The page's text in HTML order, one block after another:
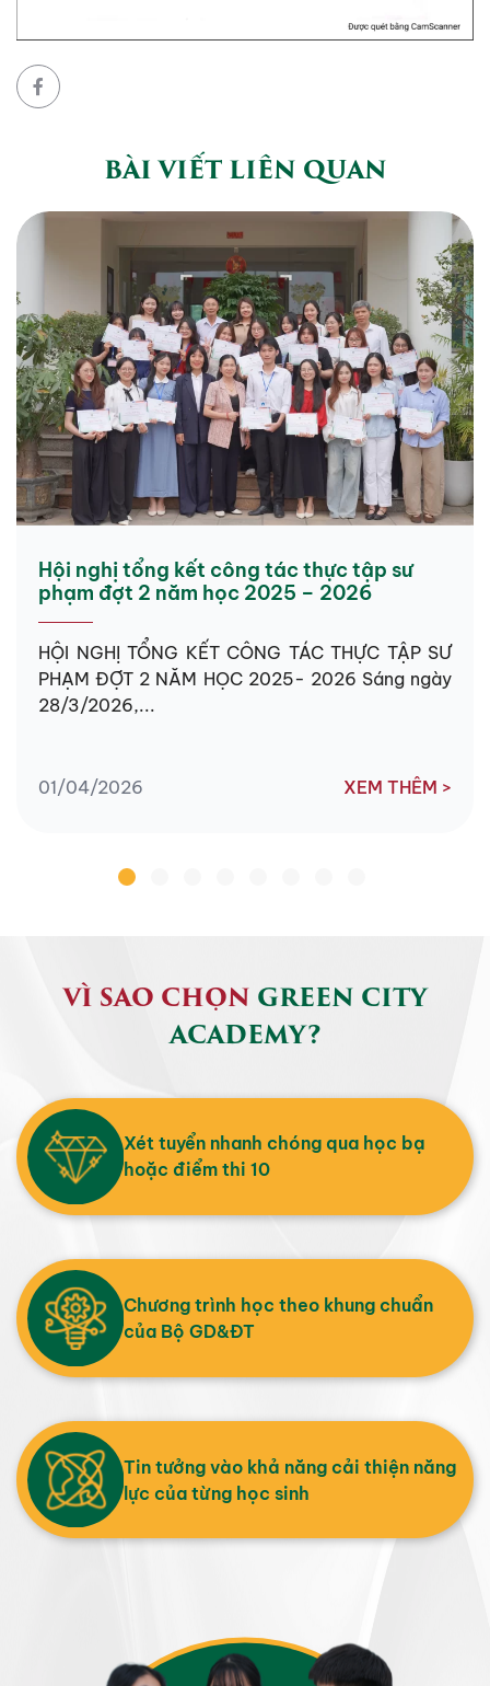
BÀI VIẾT LIÊN QUAN
Hội nghị tổng kết công tác thực tập sư
phạm đợt 2 năm học 2025 – 2026
HỘI NGHỊ TỔNG KẾT CÔNG TÁC THỰC TẬP SƯ
PHẠM ĐỢT 2 NĂM HỌC 2025- 2026 Sáng ngày
28/3/2026,...
01/04/2026 XEM THÊM >
VÌ SAO CHỌN GREEN CITY
ACADEMY?
Xét tuyển nhanh chóng qua học bạ
hoặc điểm thi 10
Chương trình học theo khung chuẩn
của Bộ GD&ĐT
Tin tưởng vào khả năng cải thiện năng
lực của từng học sinh